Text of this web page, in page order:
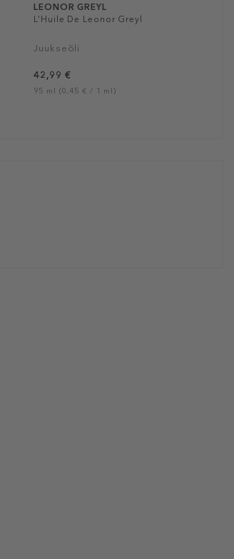
LEONOR GREYL
L‘Huile De Leonor Greyl
Juukseõli
42,99 €
95 ml (0,45 € / 1 ml)